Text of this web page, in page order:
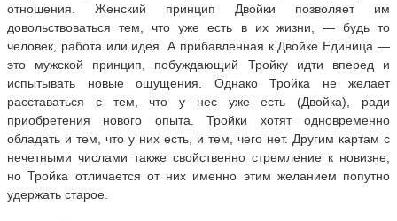
отношения. Женский принцип Двойки позволяет им
довольствоваться тем, что уже есть в их жизни, — будь то
человек, работа или идея. А прибавленная к Двойке Единица —
это мужской принцип, побуждающий Тройку идти вперед и
испытывать новые ощущения. Однако Тройка не желает
расставаться с тем, что у нес уже есть (Двойка), ради
приобретения нового опыта. Тройки хотят одновременно
обладать и тем, что у них есть, и тем, чего нет. Другим картам с
нечетными числами также свойственно стремление к новизне,
но Тройка отличается от них именно этим желанием попутно
удержать старое.